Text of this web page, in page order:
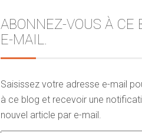
ABONNEZ-VOUS À CE
E-MAIL.
Saisissez votre adresse e-mail
à ce blog et recevoir une
nouvel article par e-mail.